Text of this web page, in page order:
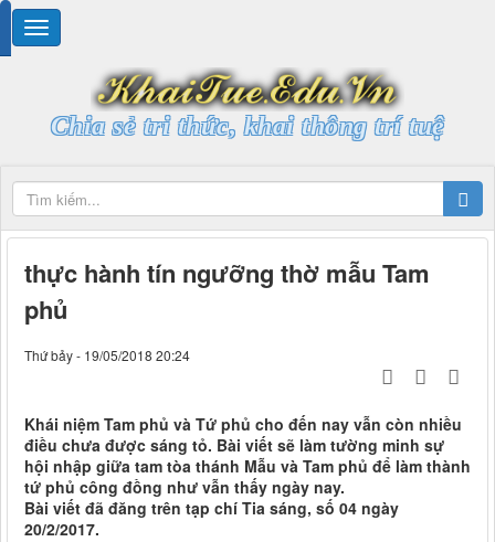
Chia sẻ tri thức, khai thông trí tuệ
thực hành tín ngưỡng thờ mẫu Tam
phủ
Thứ bảy - 19/05/2018 20:24
Khái niệm Tam phủ và Tứ phủ cho đến nay vẫn còn nhiều
điều chưa được sáng tỏ. Bài viết sẽ làm tường minh sự
hội nhập giữa tam tòa thánh Mẫu và Tam phủ để làm thành
tứ phủ công đồng như vẫn thấy ngày nay.
Bài viết đã đăng trên tạp chí Tia sáng, số 04 ngày
20/2/2017.